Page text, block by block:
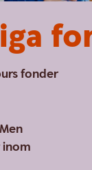
fonder
inom